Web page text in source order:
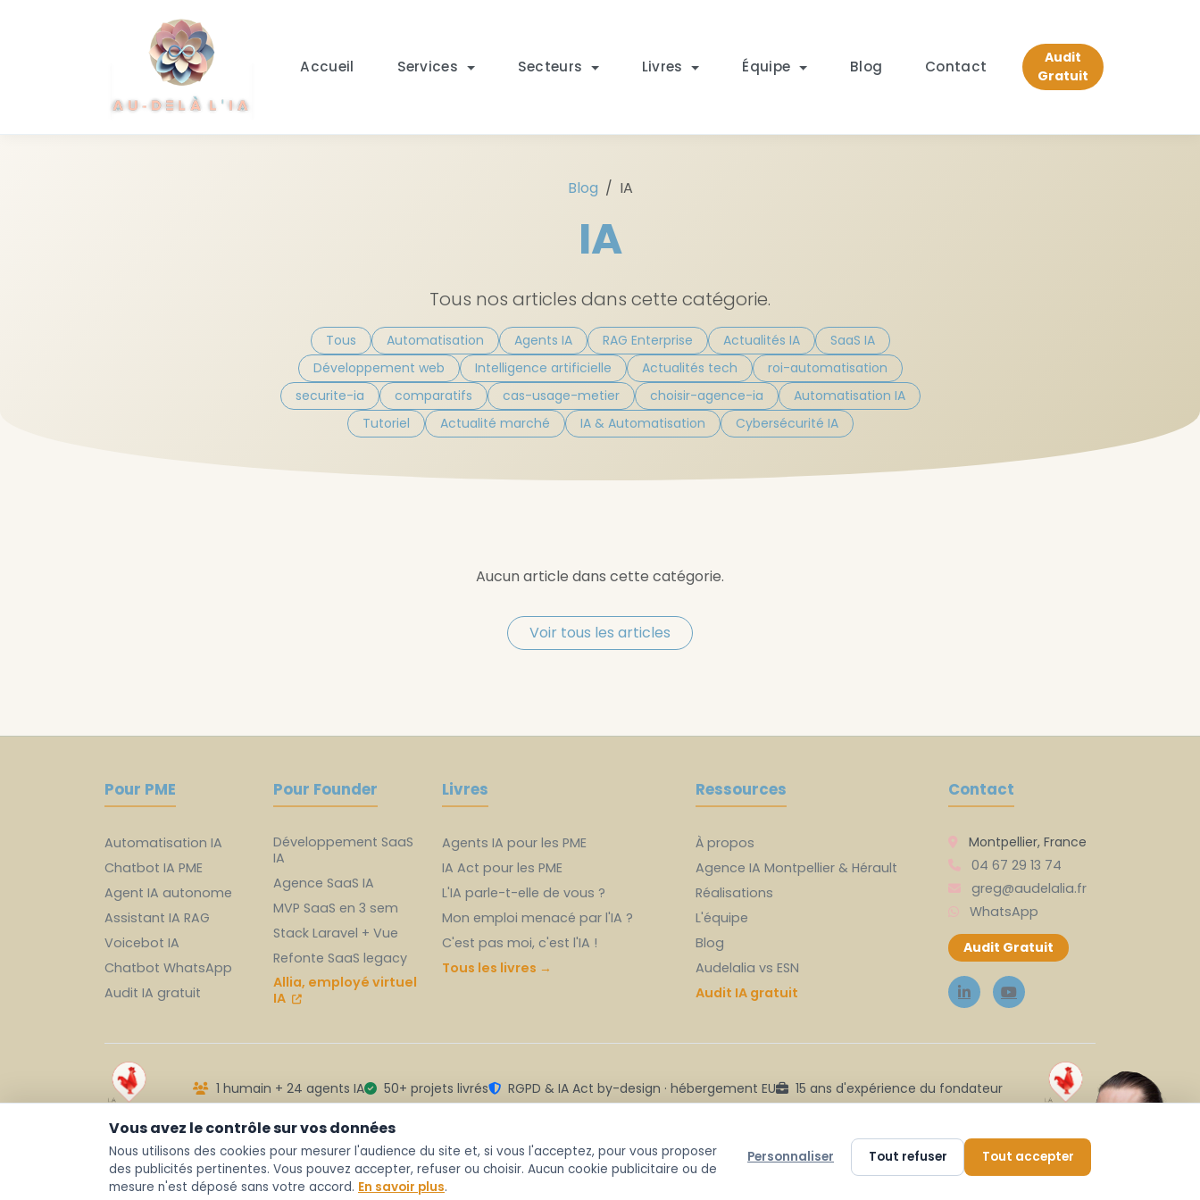
Aller au contenu principal
Accueil Services Secteurs Livres Équipe Blog Contact
Audit
Gratuit
Blog IA
IA
Tous nos articles dans cette catégorie.
Tous Automatisation Agents IA RAG Enterprise Actualités IA
SaaS IA
Développement web
Intelligence artificielle Actualités tech
roi-automatisation
securite-ia
comparatifs cas-usage-metier choisir-agence-ia
Automatisation IA
Tutoriel
Actualité marché IA & Automatisation Cybersécurité IA
Aucun article dans cette catégorie.
Voir tous les articles
Pour PME
Automatisation IA
Chatbot IA PME
Agent IA autonome
Assistant IA RAG
Voicebot IA
Chatbot WhatsApp
Audit IA gratuit
Pour Founder
Développement SaaS
IA
Agence SaaS IA
MVP SaaS en 3 sem
Stack Laravel + Vue
Refonte SaaS legacy
Allia, employé virtuel
IA
Livres
Agents IA pour les PME
IA Act pour les PME
L'IA parle-t-elle de vous ?
Mon emploi menacé par l'IA ?
C'est pas moi, c'est l'IA !
Tous les livres →
Ressources
À propos
Agence IA Montpellier & Hérault
Réalisations
L'équipe
Blog
Audelalia vs ESN
Audit IA gratuit
Contact
Montpellier, France
04 67 29 13 74
greg@audelalia.fr
WhatsApp
Audit Gratuit
1 humain + 24 agents IA 50+ projets livrés RGPD & IA Act by-design · hébergement EU 15 ans d'expérience du fondateur
© 2026 AUDELALIA, SAS au capital de 1 000 €
RCS Montpellier 103 178 471. Tous droits réservés.
Mentions légales Politique de confidentialité Gérer les cookies
Vous avez le contrôle sur vos données
Nous utilisons des cookies pour mesurer l'audience du site et, si vous l'acceptez, pour vous proposer
des publicités pertinentes. Vous pouvez accepter, refuser ou choisir. Aucun cookie publicitaire ou de
mesure n'est déposé sans votre accord. En savoir plus.
Personnaliser Tout refuser Tout accepter